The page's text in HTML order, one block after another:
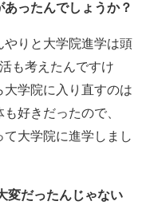
ったんでしょうか？
やりと大学院進学は頭
も考えたんですけ
学院に入り直すのは
好きだったので、
て大学院に進学しまし
変だったんじゃない